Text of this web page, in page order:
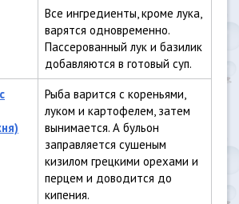
Все ингредиенты, кроме лука,
варятся одновременно.
Пассерованный лук и базилик
добавляются в готовый суп.
Рыба варится с кореньями,
луком и картофелем, затем
вынимается. А бульон
заправляется сушеным
кизилом грецкими орехами и
перцем и доводится до
кипения.